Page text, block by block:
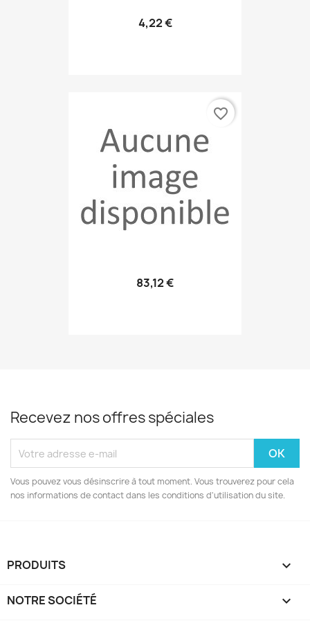
4,22 €
83,12 €
favorite_border
Recevez nos offres spéciales
Vous pouvez vous désinscrire à tout moment. Vous trouverez pour cela
nos informations de contact dans les conditions d'utilisation du site.
PRODUITS 
NOTRE SOCIÉTÉ 